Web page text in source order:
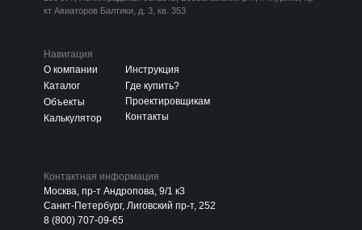
Навигация
О компании
Каталог
Объекты
Калькулятор
Инструкция
Где купить?
Проектировщикам
Контакты
Контактная информация
Москва, пр-т Андропова, 9/1 к3
Санкт-Петербург, Лиговский пр-т, 252
8 (800) 707-09-65
кт Авиаторов Балтики, д. 3, кв. 353